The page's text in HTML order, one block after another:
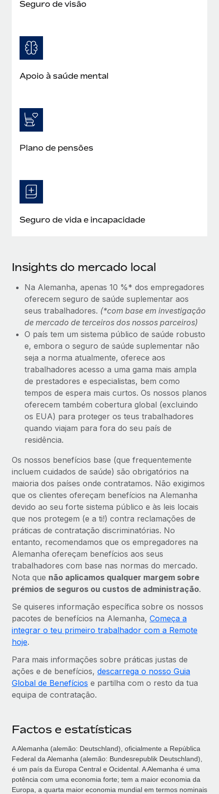
Seguro de visão
Apoio à saúde mental
Plano de pensões
Seguro de vida e incapacidade
Insights do mercado local
Na Alemanha, apenas 10 %* dos empregadores
oferecem seguro de saúde suplementar aos
seus trabalhadores. (*com base em investigação
de mercado de terceiros dos nossos parceiros)
O país tem um sistema público de saúde robusto
e, embora o seguro de saúde suplementar não
seja a norma atualmente, oferece aos
trabalhadores acesso a uma gama mais ampla
de prestadores e especialistas, bem como
tempos de espera mais curtos. Os nossos planos
oferecem também cobertura global (excluindo
os EUA) para proteger os teus trabalhadores
quando viajam para fora do seu país de
residência.
Os nossos benefícios base (que frequentemente
incluem cuidados de saúde) são obrigatórios na
maioria dos países onde contratamos. Não exigimos
que os clientes ofereçam benefícios na Alemanha
devido ao seu forte sistema público e às leis locais
que nos protegem (e a ti!) contra reclamações de
práticas de contratação discriminatórias. No
entanto, recomendamos que os empregadores na
Alemanha ofereçam benefícios aos seus
trabalhadores com base nas normas do mercado.
Nota que não aplicamos qualquer margem sobre
prémios de seguros ou custos de administração.
Se quiseres informação específica sobre os nossos
pacotes de benefícios na Alemanha, Começa a
integrar o teu primeiro trabalhador com a Remote
hoje.
Para mais informações sobre práticas justas de
ações e de benefícios, descarrega o nosso Guia
Global de Benefícios e partilha com o resto da tua
equipa de contratação.
Factos e estatísticas
A Alemanha (alemão: Deutschland), oficialmente a República
Federal da Alemanha (alemão: Bundesrepublik Deutschland),
é um país da Europa Central e Ocidental. A Alemanha é uma
potência com uma economia forte; tem a maior economia da
Europa, a quarta maior economia mundial em termos nominais